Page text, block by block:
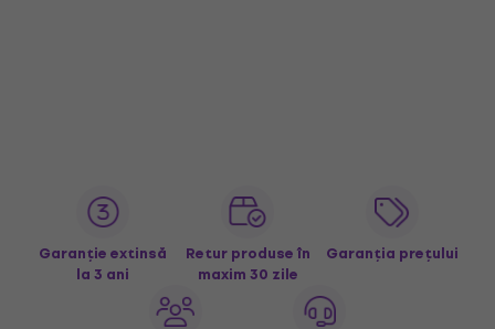
Garanție extinsă
la 3 ani
Retur produse în
maxim 30 zile
Garanția prețului